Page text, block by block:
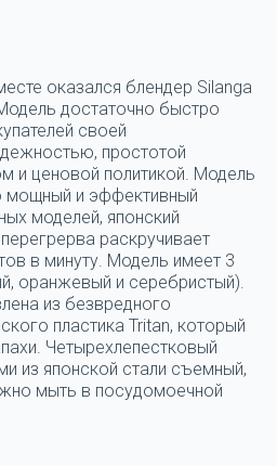
оказался блендер Silanga
достаточно быстро
своей
простотой
и ценовой политикой. Модель
мощный и эффективный
моделей, японский
раскручивает
в минуту. Модель имеет 3
оранжевый и серебристый).
из безвредного
пластика Tritan, который
Четырехлепестковый
из японской стали съемный,
мыть в посудомоечной